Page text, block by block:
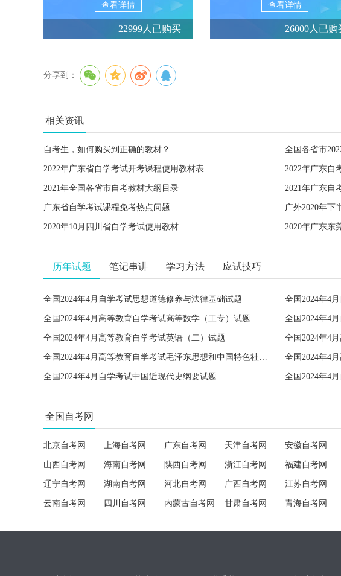
查看详情
22999人已购买
查看详情
26000人已购
分享到：
相关资讯
自考生，如何购买到正确的教材？ 全国各省市
2022年广东省自学考试开考课程使用教材表 2022年广东自
2021年全国各省市自考教材大纲目录 2021年广东自
广东省自学考试​课程免考热点问题 广外2020年下
2020年10月四川省自学考试使用教材 2020年广东东
历年试题 笔记串讲 学习方法 应试技巧
全国2024年4月自学考试思想道德修养与法律基础试题
全国2024年4月高等教育自学考试高等数学（工专）试题 全国2024年4
全国2024年4月高等教育自学考试英语（二）试题 全国2024年4
全国2024年4月高等教育自学考试毛泽东思想和中国特色社会主义理论体系概论试题 全国2024年4
全国2024年4月自学考试中国近现代史纲要试题 全国2024年4
全国自考网
北京自考网 上海自考网 广东自考网 天津自考网 安徽自考网
山西自考网 海南自考网 陕西自考网 浙江自考网 福建自考网
辽宁自考网 湖南自考网 河北自考网 广西自考网 江苏自考网
云南自考网 四川自考网 内蒙古自考网 甘肃自考网 青海自考网